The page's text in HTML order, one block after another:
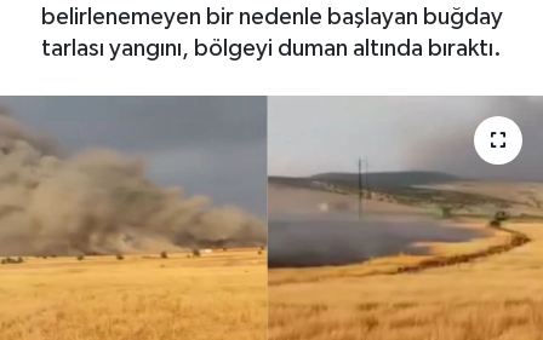
belirlenemeyen bir nedenle başlayan buğday
tarlası yangını, bölgeyi duman altında bıraktı.
Haberde İnsan
Magazin
Manşet Altı
Manşetler